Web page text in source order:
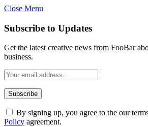
Close Menu
Subscribe to Updates
Get the latest creative news from FooBar
business.
By signing up, you agree to the our
Policy agreement.